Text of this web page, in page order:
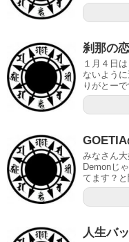
刹那の
１月４日
ないよう
りがとー
みなさん
Demonじ
てます？
人生バ